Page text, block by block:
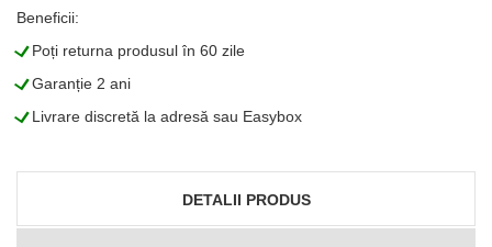
Beneficii:
LPoți returna produsul în 60 zile
LGaranție 2 ani
LLivrare discretă la adresă sau Easybox
DETALII PRODUS